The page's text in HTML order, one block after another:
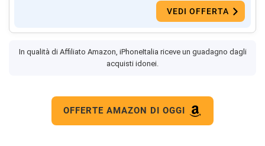
VEDI OFFERTA
In qualità di Affiliato Amazon, iPhoneItalia riceve un guadagno dagli
acquisti idonei.
OFFERTE AMAZON DI OGGI